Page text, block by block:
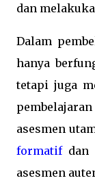
dan
Dalam
hanya
tetapi juga
asesmen
formatifdan
asesmen